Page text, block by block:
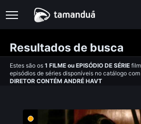
Resultados de busca
Estes são os 1 FILME ou EPISÓDIO DE SÉRIE
episódios de séries disponíveis no catálogo com
DIRETOR CONTÉM ANDRÉ HAVT